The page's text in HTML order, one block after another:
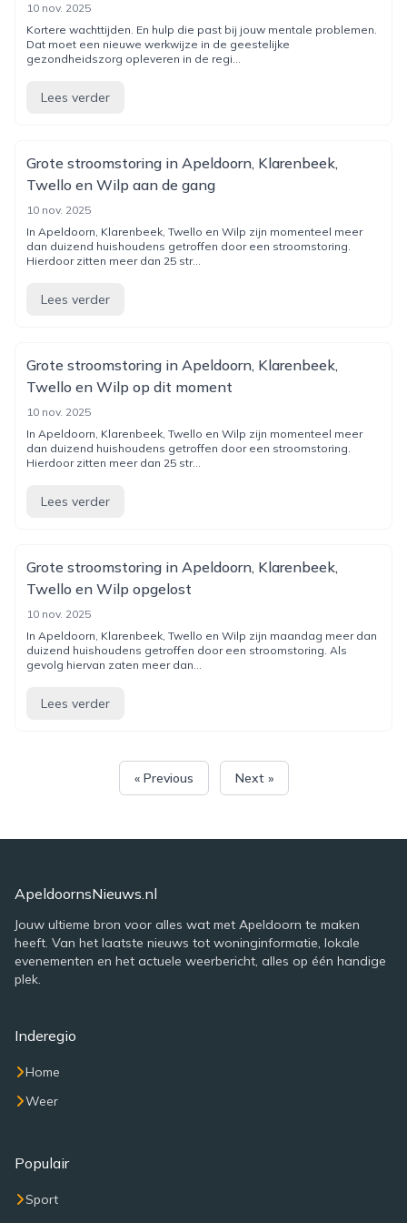
10 nov. 2025
Kortere wachttijden. En hulp die past bij jouw mentale problemen.
Dat moet een nieuwe werkwijze in de geestelijke
gezondheidszorg opleveren in de regi...
Lees verder
Grote stroomstoring in Apeldoorn, Klarenbeek,
Twello en Wilp aan de gang
10 nov. 2025
In Apeldoorn, Klarenbeek, Twello en Wilp zijn momenteel meer
dan duizend huishoudens getroffen door een stroomstoring.
Hierdoor zitten meer dan 25 str...
Lees verder
Grote stroomstoring in Apeldoorn, Klarenbeek,
Twello en Wilp op dit moment
10 nov. 2025
In Apeldoorn, Klarenbeek, Twello en Wilp zijn momenteel meer
dan duizend huishoudens getroffen door een stroomstoring.
Hierdoor zitten meer dan 25 str...
Lees verder
Grote stroomstoring in Apeldoorn, Klarenbeek,
Twello en Wilp opgelost
10 nov. 2025
In Apeldoorn, Klarenbeek, Twello en Wilp zijn maandag meer dan
duizend huishoudens getroffen door een stroomstoring. Als
gevolg hiervan zaten meer dan...
Lees verder
« Previous Next »
ApeldoornsNieuws.nl
Jouw ultieme bron voor alles wat met Apeldoorn te maken
heeft. Van het laatste nieuws tot woninginformatie, lokale
evenementen en het actuele weerbericht, alles op één handige
plek.
Inderegio
Home
Weer
Populair
Sport